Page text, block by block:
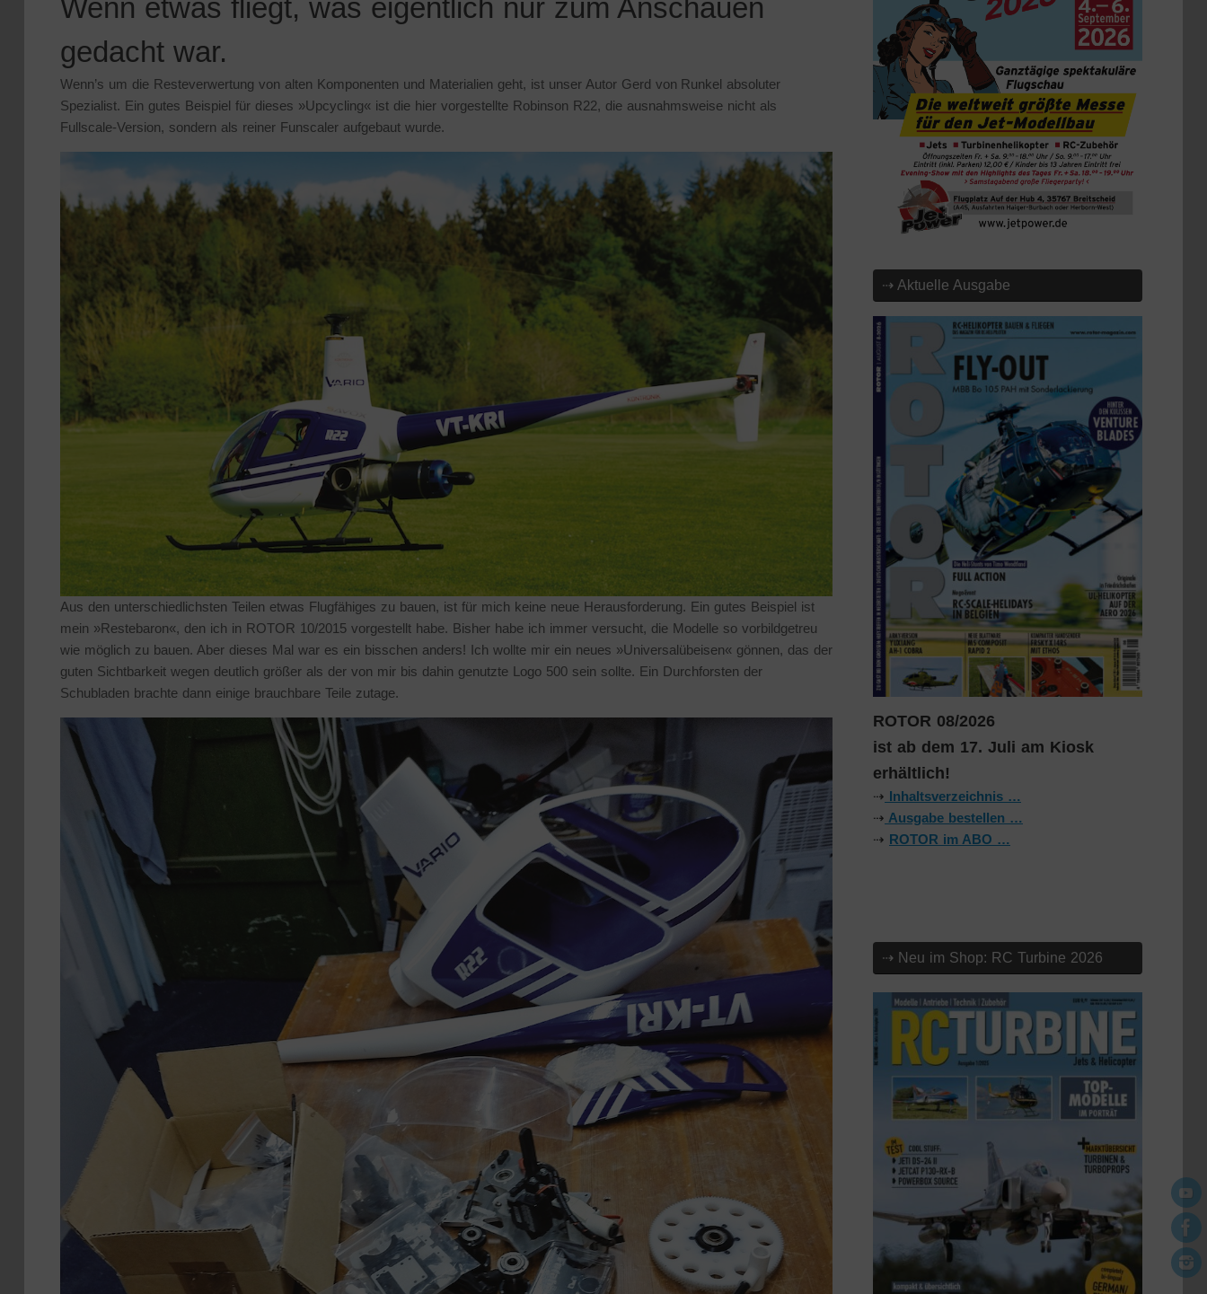
Wenn etwas fliegt, was eigentlich nur zum Anschauen
gedacht war.
Wenn’s um die Resteverwertung von alten Komponenten und Materialien geht, ist unser Autor Gerd von Runkel absoluter
Spezialist. Ein gutes Beispiel für dieses »Upcycling« ist die hier vorgestellte Robinson R22, die ausnahmsweise nicht als
Fullscale-Version, sondern als reiner Funscaler aufgebaut wurde.
Aus den unterschiedlichsten Teilen etwas Flugfähiges zu bauen, ist für mich keine neue Herausforderung. Ein gutes Beispiel ist
mein »Restebaron«, den ich in ROTOR 10/2015 vorgestellt habe. Bisher habe ich immer versucht, die Modelle so vorbildgetreu
wie möglich zu bauen. Aber dieses Mal war es ein bisschen anders! Ich wollte mir ein neues »Universalübeisen« gönnen, das der
guten Sichtbarkeit wegen deutlich größer als der von mir bis dahin genutzte Logo 500 sein sollte. Ein Durchforsten der
Schubladen brachte dann einige brauchbare Teile zutage.
⇢ Aktuelle Ausgabe
ROTOR 08/2026
ist ab dem 17. Juli am Kiosk
erhältlich!
⇢ Inhaltsverzeichnis …
⇢ Ausgabe bestellen …
⇢ ROTOR im ABO …
⇢ Neu im Shop: RC Turbine 2026